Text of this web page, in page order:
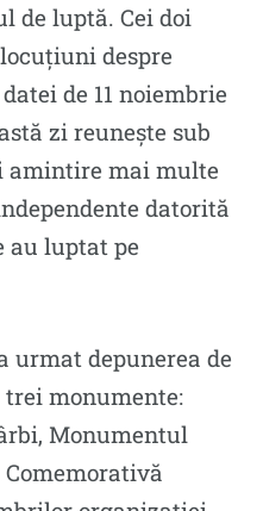
de luptă. Cei doi
despre
de 11 noiembrie
zi reunește sub
amintire mai multe
datorită
au luptat pe
urmat depunerea de
monumente:
Monumentul